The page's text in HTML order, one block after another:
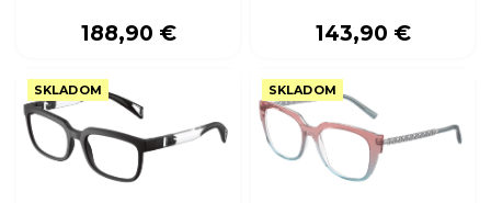
188,90 € 143,90 €
SKLADOM SKLADOM